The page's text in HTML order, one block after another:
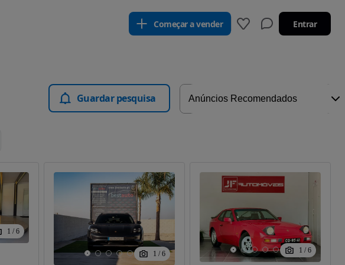
Começar a vender Entrar
Guardar pesquisa
1 / 6
1 / 6 1 / 6